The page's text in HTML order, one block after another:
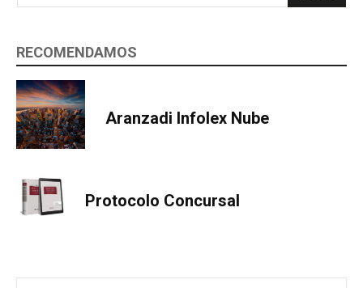
RECOMENDAMOS
Aranzadi Infolex Nube
Protocolo Concursal